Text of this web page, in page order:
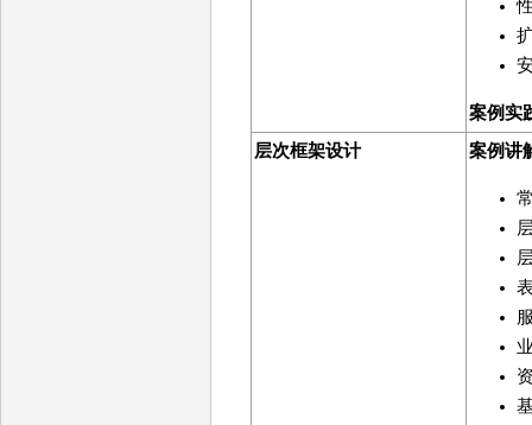
案例实
层次框架设计
案例讲